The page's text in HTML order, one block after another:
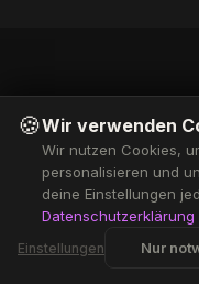
🍪Wir verwenden
Wir nutzen Cookies,
personalisieren und
deine Einstellungen
Datenschutzerklärung
Einstellungen Nur